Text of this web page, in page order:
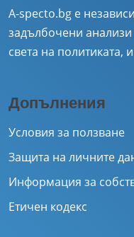
A-specto.bg е
задълбочени
света на политиката,
Допълнения
Условия за ползване
Защита на личните
Информация за
Етичен кодекс